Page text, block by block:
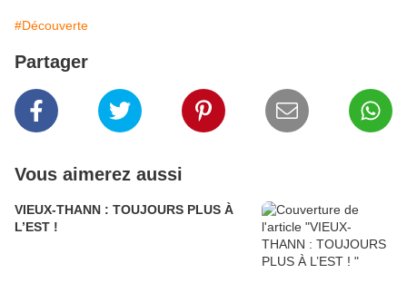
#Découverte
Partager
Vous aimerez aussi
VIEUX-THANN : TOUJOURS PLUS À
L’EST !